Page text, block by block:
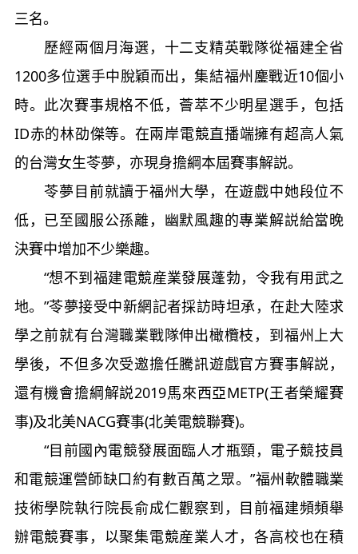
三名。
歷經兩個月海選，十二支精英戰隊從福建全省
1200多位選手中脫穎而出，集結福州鏖戰近10個小
時。此次賽事規格不低，薈萃不少明星選手，包括
ID赤的林劭傑等。在兩岸電競直播端擁有超高人氣
的台灣女生苓夢，亦現身擔綱本屆賽事解説。
苓夢目前就讀于福州大學，在遊戲中她段位不
低，已至國服公孫離，幽默風趣的專業解説給當晚
決賽中增加不少樂趣。
“想不到福建電競産業發展蓬勃，令我有用武之
地。”苓夢接受中新網記者採訪時坦承，在赴大陸求
學之前就有台灣職業戰隊伸出橄欖枝，到福州上大
學後，不但多次受邀擔任騰訊遊戲官方賽事解説，
還有機會擔綱解説2019馬來西亞METP(王者榮耀賽
事)及北美NACG賽事(北美電競聯賽)。
“目前國內電競發展面臨人才瓶頸，電子競技員
和電競運營師缺口約有數百萬之眾。”福州軟體職業
技術學院執行院長俞成仁觀察到，目前福建頻頻舉
辦電競賽事，以聚集電競産業人才，各高校也在積